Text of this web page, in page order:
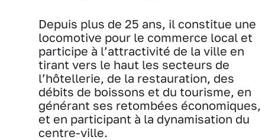
Depuis plus de 25 ans, il constitue une
locomotive pour le commerce local et
participe à l’attractivité de la ville en
tirant vers le haut les secteurs de
l’hôtellerie, de la restauration, des
débits de boissons et du tourisme, en
générant ses retombées économiques,
et en participant à la dynamisation du
centre-ville.